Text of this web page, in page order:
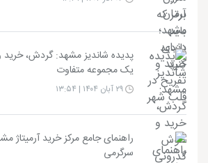
پدیده شاندیز مشهد: گردش،
یک مجموعه متفاوت
راهنمای جامع مرکز خرید آرمیتاژ
سرگرمی